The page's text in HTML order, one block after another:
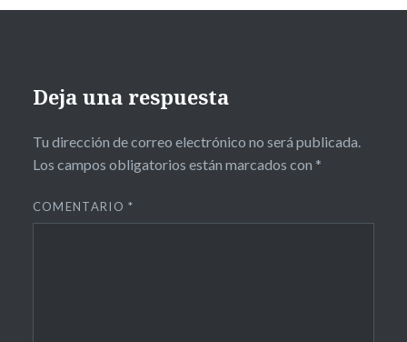
Deja una respuesta
Tu dirección de correo electrónico no será publicada.
Los campos obligatorios están marcados con *
COMENTARIO*